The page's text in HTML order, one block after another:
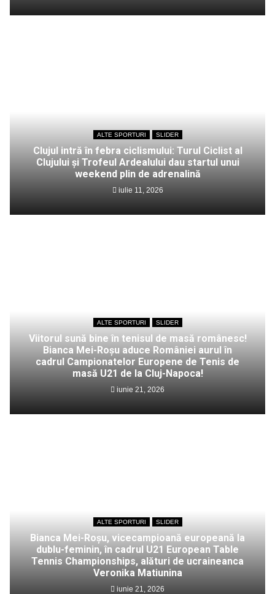
ALTE SPORTURI SLIDER
Clujul intră în febra ciclismului: Turul Ciclist al
Clujului și Trofeul Ardealului dau startul unui
weekend plin de adrenalină
iulie 11, 2026
ALTE SPORTURI SLIDER
Viitorul sună bine în tenisul de masă românesc!
Bianca Mei-Roșu aduce României aurul în
cadrul Campionatelor Europene de Tenis de
masă U21 de la Cluj-Napoca!
iunie 21, 2026
ALTE SPORTURI SLIDER
Bianca Mei-Roșu, vicecampioană europeană la
dublu-feminin, în cadrul U21 European Table
Tennis Championships, alături de ucraineanca
Veronika Matiunina
iunie 21, 2026